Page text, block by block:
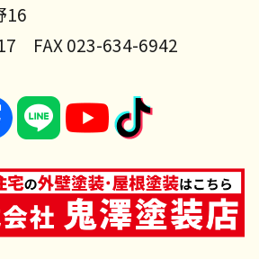
16
FAX 023-634-6942